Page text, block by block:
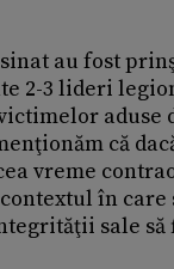
au fost
2-3 lideri
aduse
că
vreme
în care
sale să